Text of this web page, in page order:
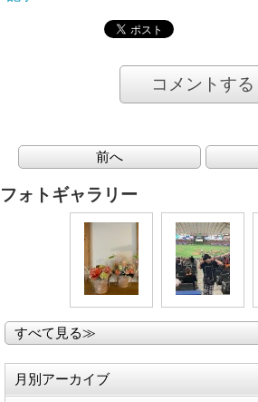
コメントする
前へ
フォトギャラリー
すべて見る≫
月別アーカイブ